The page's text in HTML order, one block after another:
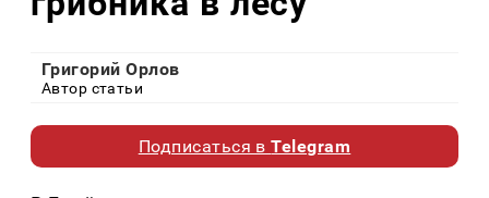
Григорий Орлов
Автор статьи
Подписаться вTelegram